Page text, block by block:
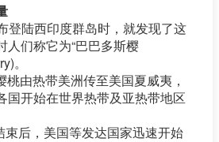
登陆西印度群岛时，就发现了这
人们称它为“巴巴多斯樱
。
由热带美洲传至美国夏威夷，
国开始在世界热带及亚热带地区
束后，美国等发达国家迅速开始